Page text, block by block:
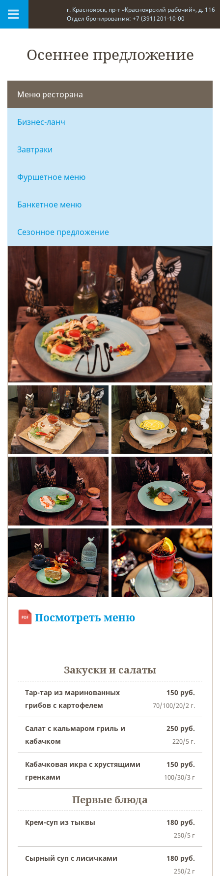
г. Красноярск, пр-т «Красноярский рабочий», д. 116
Отдел бронирования: +7 (391) 201-10-00
Осеннее предложение
Меню ресторана
Бизнес-ланч
Завтраки
Фуршетное меню
Банкетное меню
Сезонное предложение
Посмотреть меню
Закуски и салаты
Тар-тар из маринованных
грибов с картофелем
150 руб.
70/100/20/2 г.
Салат с кальмаром гриль и
кабачком
250 руб.
220/5 г.
Кабачковая икра с хрустящими
гренками
150 руб.
100/30/3 г
Первые блюда
Крем-суп из тыквы 180 руб.
250/5 г
Сырный суп с лисичками 180 руб.
250/2 г